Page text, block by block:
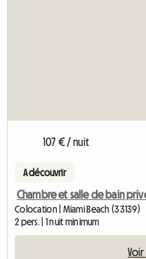
107 € / nuit
A découvrir
Chambre et salle de bain
Colocation | Miami Beach (33139)
2 pers. | 1 nuit minimum